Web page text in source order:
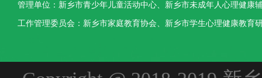
管理单位：新乡市青少年儿童活动中心、新乡市未成年人心理健康
工作管理委员会：新乡市家庭教育协会、新乡市学生心理健康教